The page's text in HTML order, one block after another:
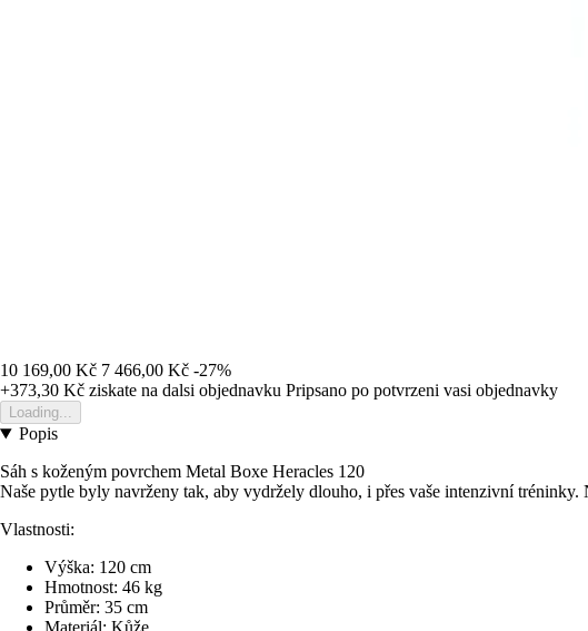
10 169,00 Kč 7 466,00 Kč -27%
+373,30 Kč ziskate na dalsi objednavku Pripsano po potvrzeni vasi objednavky
Loading...
Popis
Sáh s koženým povrchem Metal Boxe Heracles 120
Naše pytle byly navrženy tak, aby vydržely dlouho, i přes vaše intenzivní
Vlastnosti:
Výška: 120 cm
Hmotnost: 46 kg
Průměr: 35 cm